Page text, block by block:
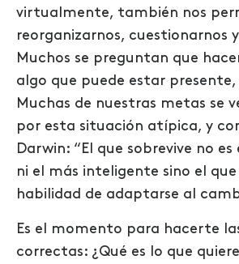
virtualmente, también nos
reorganizarnos, cuestionarnos
Muchos se preguntan que
algo que puede estar
Muchas de nuestras metas se
por esta situación atípica, y
Darwin: “El que sobrevive no
ni el más inteligente sino el
habilidad de adaptarse al
Es el momento para hacerte
correctas: ¿Qué es lo que